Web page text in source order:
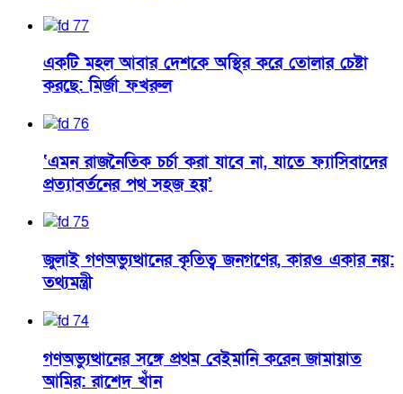
একটি মহল আবার দেশকে অস্থির করে তোলার চেষ্টা
করছে: মির্জা ফখরুল
‘এমন রাজনৈতিক চর্চা করা যাবে না, যাতে ফ্যাসিবাদের
প্রত্যাবর্তনের পথ সহজ হয়’
জুলাই গণঅভ্যুত্থানের কৃতিত্ব জনগণের, কারও একার নয়:
তথ্যমন্ত্রী
গণঅভ্যুত্থানের সঙ্গে প্রথম বেইমানি করেন জামায়াত
আমির: রাশেদ খাঁন